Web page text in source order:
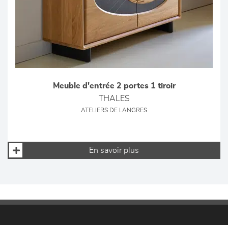
Meuble d'entrée 2 portes 1 tiroir
THALES
ATELIERS DE LANGRES
En savoir plus